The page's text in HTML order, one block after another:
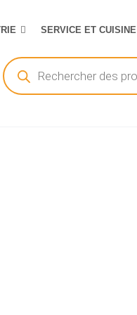
SERVICE ET CUISINE
Recherche
de
produits